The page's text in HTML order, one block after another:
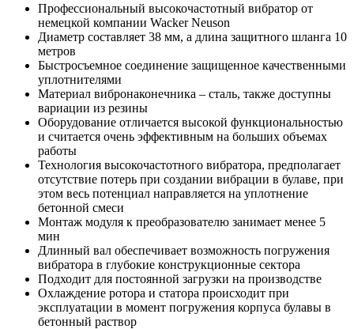
Профессиональный высокочастотный вибратор от
немецкой компании Wacker Neuson
Диаметр составляет 38 мм, а длина защитного шланга 10
метров
Быстросъемное соединение защищенное качественными
уплотнителями
Материал вибронаконечника – сталь, также доступны
вариации из резины
Оборудование отличается высокой функциональностью
и считается очень эффективным на больших объемах
работы
Технология высокочастотного вибратора, предполагает
отсутствие потерь при создании вибрации в булаве, при
этом весь потенциал направляется на уплотнение
бетонной смеси
Монтаж модуля к преобразователю занимает менее 5
мин
Длинный вал обеспечивает возможность погружения
вибратора в глубокие конструкционные сектора
Подходит для постоянной загрузки на производстве
Охлаждение ротора и статора происходит при
эксплуатации в момент погружения корпуса булавы в
бетонный раствор